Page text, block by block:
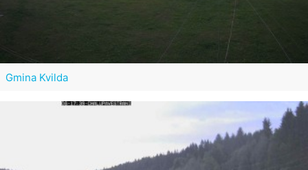
Gmina Kvilda